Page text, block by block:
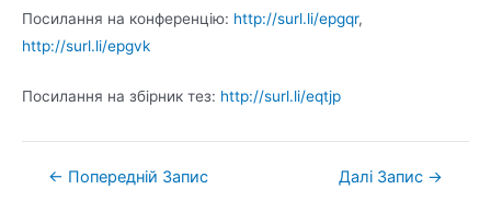
Посилання на конференцію: http://surl.li/epgqr,
http://surl.li/epgvk
Посилання на збірник тез: http://surl.li/eqtjp
← Попередній Запис Далі Запис →